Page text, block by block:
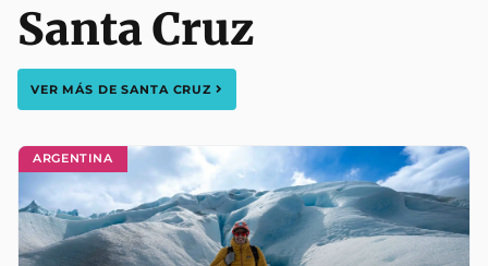
Santa Cruz
VER MÁS DESANTA CRUZ
ARGENTINA